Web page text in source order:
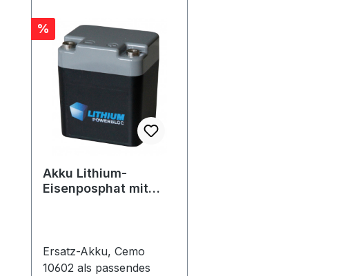
Rabatt
%
Akku Lithium-
Eisenposphat mit
Ersatz-Akku, Cemo
10602 als passendes